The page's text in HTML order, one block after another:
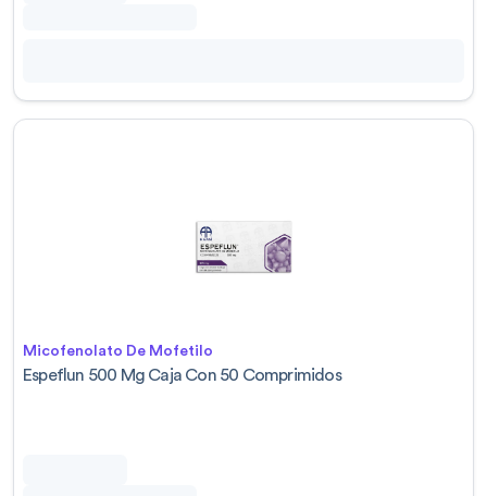
Micofenolato De Mofetilo
Espeflun 500 Mg Caja Con 50 Comprimidos